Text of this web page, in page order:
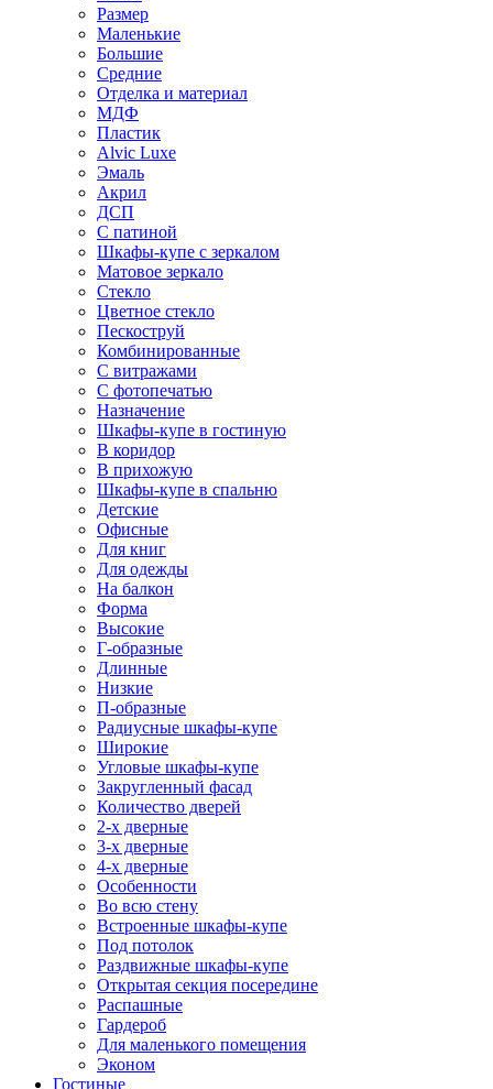
Размер
Маленькие
Большие
Средние
Отделка и материал
МДФ
Пластик
Alvic Luxe
Эмаль
Акрил
ДСП
С патиной
Шкафы-купе с зеркалом
Матовое зеркало
Стекло
Цветное стекло
Пескоструй
Комбинированные
С витражами
С фотопечатью
Назначение
Шкафы-купе в гостиную
В коридор
В прихожую
Шкафы-купе в спальню
Детские
Офисные
Для книг
Для одежды
На балкон
Форма
Высокие
Г-образные
Длинные
Низкие
П-образные
Радиусные шкафы-купе
Широкие
Угловые шкафы-купе
Закругленный фасад
Количество дверей
2-х дверные
3-х дверные
4-х дверные
Особенности
Во всю стену
Встроенные шкафы-купе
Под потолок
Раздвижные шкафы-купе
Открытая секция посередине
Распашные
Гардероб
Для маленького помещения
Эконом
Гостиные